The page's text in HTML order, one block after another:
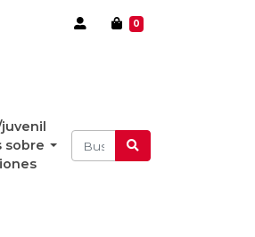
0
sobre